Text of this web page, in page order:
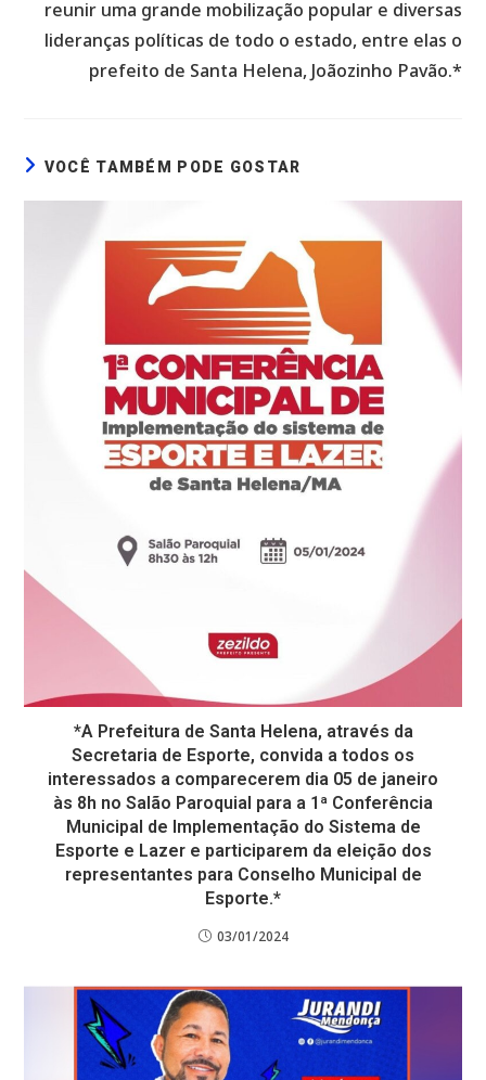
reunir uma grande mobilização popular e diversas
lideranças políticas de todo o estado, entre elas o
prefeito de Santa Helena, Joãozinho Pavão.*
VOCÊ TAMBÉM PODE GOSTAR
*A Prefeitura de Santa Helena, através da
Secretaria de Esporte, convida a todos os
interessados a comparecerem dia 05 de janeiro
às 8h no Salão Paroquial para a 1ª Conferência
Municipal de Implementação do Sistema de
Esporte e Lazer e participarem da eleição dos
representantes para Conselho Municipal de
Esporte.*
03/01/2024